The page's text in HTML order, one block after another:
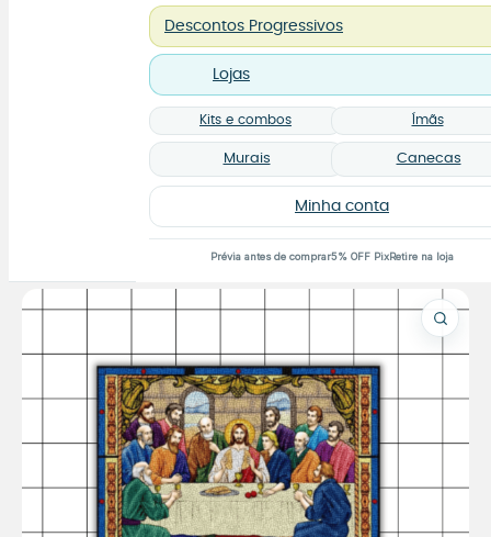
Descontos Progressivos
Lojas
Kits e combos Ímãs
Murais Canecas
Minha conta
Prévia antes de comprar5% OFF PixRetire na loja